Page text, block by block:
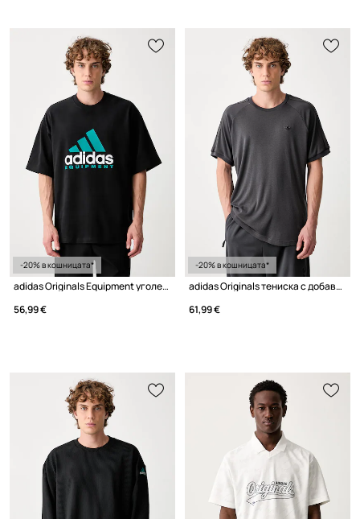
-20% в кошницата*
adidas Originals Equipment уголемена тениска от памук мъжка
56,99 €
-20% в кошницата*
adidas Originals тениска с добавена вълна мъжка
61,99 €